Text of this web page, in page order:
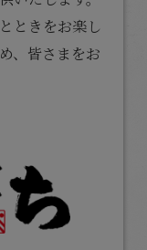
ときをお楽し
、皆さまをお